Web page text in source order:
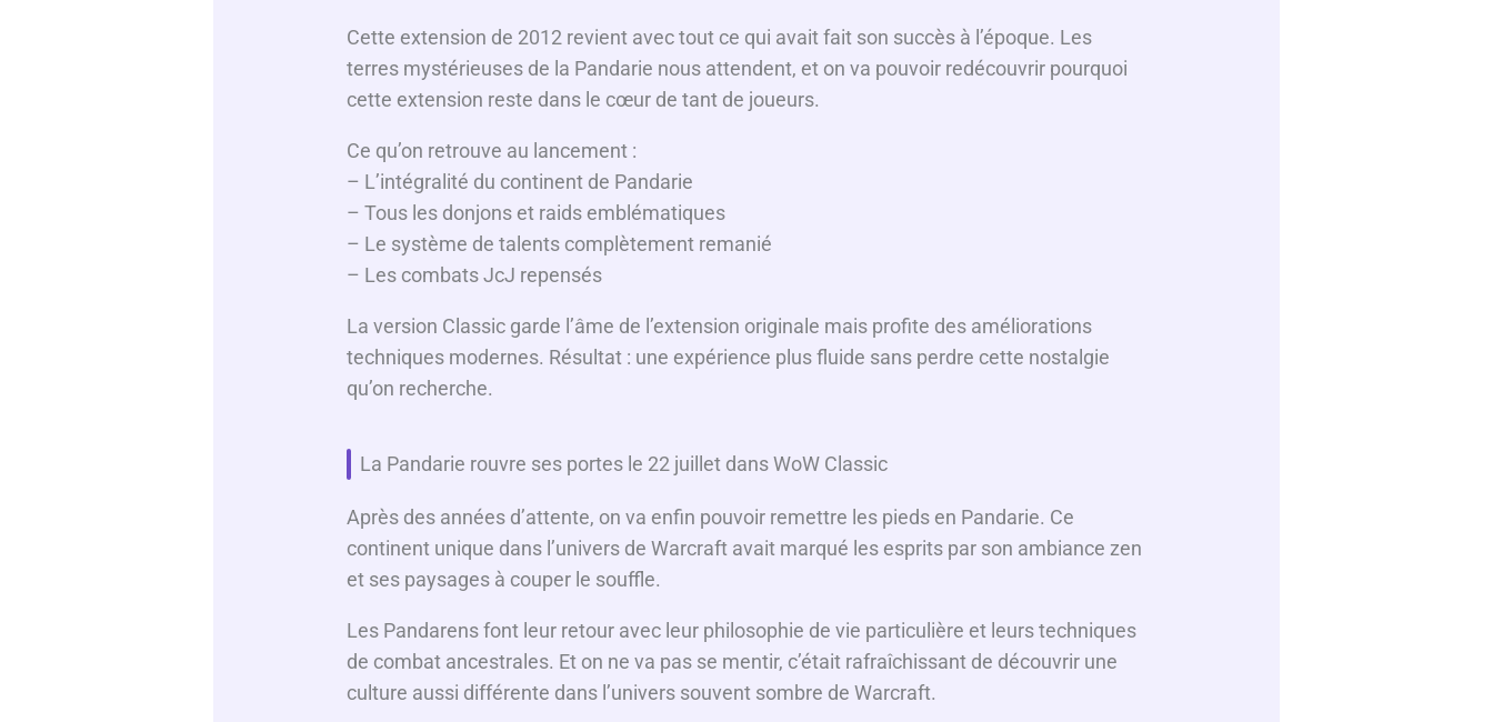
Cette extension de 2012 revient avec tout ce qui avait fait son succès à l’époque. Les
terres mystérieuses de la Pandarie nous attendent, et on va pouvoir redécouvrir pourquoi
cette extension reste dans le cœur de tant de joueurs.
Ce qu’on retrouve au lancement :
– L’intégralité du continent de Pandarie
– Tous les donjons et raids emblématiques
– Le système de talents complètement remanié
– Les combats JcJ repensés
La version Classic garde l’âme de l’extension originale mais profite des améliorations
techniques modernes. Résultat : une expérience plus fluide sans perdre cette nostalgie
qu’on recherche.
La Pandarie rouvre ses portes le 22 juillet dans WoW Classic
Après des années d’attente, on va enfin pouvoir remettre les pieds en Pandarie. Ce
continent unique dans l’univers de Warcraft avait marqué les esprits par son ambiance zen
et ses paysages à couper le souffle.
Les Pandarens font leur retour avec leur philosophie de vie particulière et leurs techniques
de combat ancestrales. Et on ne va pas se mentir, c’était rafraîchissant de découvrir une
culture aussi différente dans l’univers souvent sombre de Warcraft.